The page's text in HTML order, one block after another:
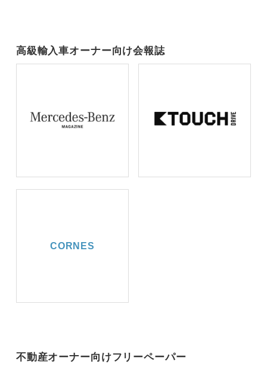
高級輸入車オーナー向け会報誌
CORNES
不動産オーナー向けフリーペーパー